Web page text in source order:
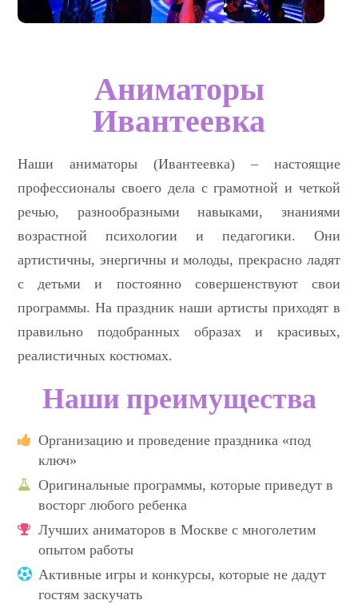
Аниматоры
Ивантеевка
Наши аниматоры (Ивантеевка) – настоящие
профессионалы своего дела с грамотной и четкой
речью, разнообразными навыками, знаниями
возрастной психологии и педагогики. Они
артистичны, энергичны и молоды, прекрасно ладят
с детьми и постоянно совершенствуют свои
программы. На праздник наши артисты приходят в
правильно подобранных образах и красивых,
реалистичных костюмах.
Наши преимущества
Организацию и проведение праздника «под
ключ»
Оригинальные программы, которые приведут в
восторг любого ребенка
Лучших аниматоров в Москве с многолетим
опытом работы
Активные игры и конкурсы, которые не дадут
гостям заскучать